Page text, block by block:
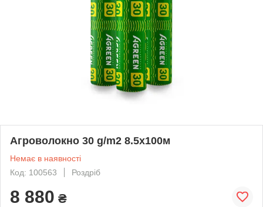
Агроволокно 30 g/m2 8.5х100м
Немає в наявності
Код: 100563
Роздріб
8 880 ₴